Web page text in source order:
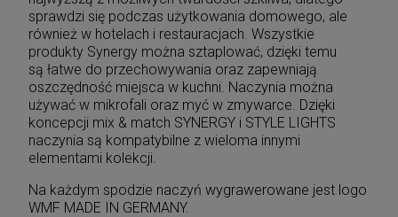
sprawdzi się podczas użytkowania domowego, ale
również w hotelach i restauracjach. Wszystkie
produkty Synergy można sztaplować, dzięki temu
są łatwe do przechowywania oraz zapewniają
oszczędność miejsca w kuchni. Naczynia można
używać w mikrofali oraz myć w zmywarce. Dzięki
koncepcji mix & match SYNERGY i STYLE LIGHTS
naczynia są kompatybilne z wieloma innymi
elementami kolekcji.
Na każdym spodzie naczyń wygrawerowane jest logo
WMF MADE IN GERMANY.